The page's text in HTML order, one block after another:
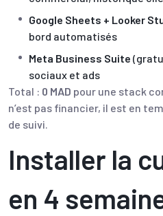
Google Sheets + Looker
bord automatisés
Meta Business Suite
sociaux et ads
Total : 0 MAD pour une stack
n’est pas financier, il est en
de suivi.
Installer la
en 4